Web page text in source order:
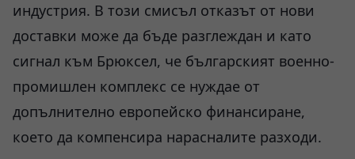
индустрия. В този смисъл отказът от нови
доставки може да бъде разглеждан и като
сигнал към Брюксел, че българският военно-
промишлен комплекс се нуждае от
допълнително европейско финансиране,
което да компенсира нарасналите разходи.